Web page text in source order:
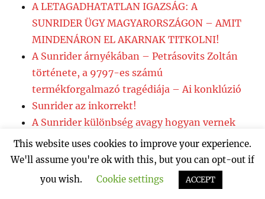
A LETAGADHATATLAN IGAZSÁG: A
SUNRIDER ÜGY MAGYARORSZÁGON – AMIT
MINDENÁRON EL AKARNAK TITKOLNI!
A Sunrider árnyékában – Petrásovits Zoltán
története, a 9797-es számú
termékforgalmazó tragédiája – Ai konklúzió
Sunrider az inkorrekt!
A Sunrider különbség avagy hogyan vernek
át?
27 éve történt – a Sunyi Sunrider vezetés
betette lábát Magyarországra!
This website uses cookies to improve your experience.
We'll assume you're ok with this, but you can opt-out if
you wish.
Cookie settings ACCEPT